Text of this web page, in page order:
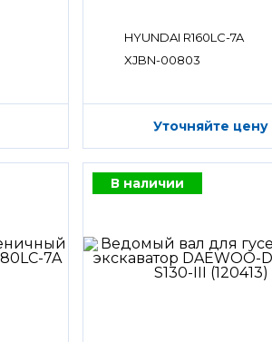
HYUNDAI R160LC-7A
XJBN-00803
Уточняйте цену
В наличии